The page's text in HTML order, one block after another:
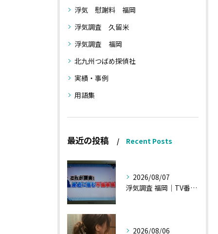
浮気 慰謝料 福岡
浮気調査 久留米
浮気調査 福岡
北九州つばめ探偵社
実績・事例
用語集
最近の投稿 Recent Posts
2026/08/07
浮気調査 福岡｜TV番組15分間の特集の時のお話①
2026/08/06